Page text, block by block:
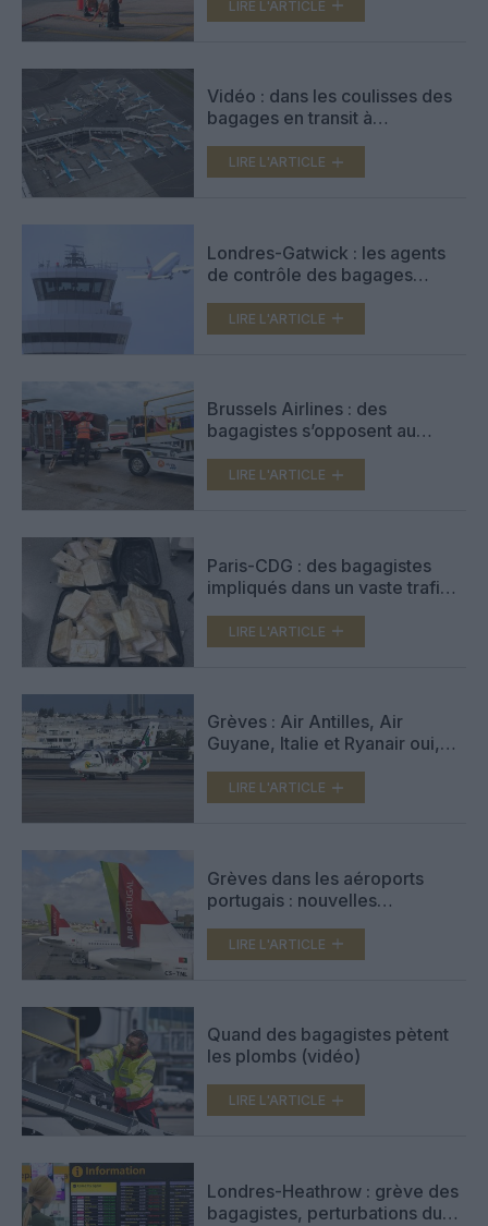
concessions de sept ans et un
socle social renforcé
LIRE L'ARTICLE
Vidéo : dans les coulisses des
bagages en transit à
LIRE L'ARTICLE
Londres-Gatwick : les agents
de contrôle des bagages
LIRE L'ARTICLE
Brussels Airlines : des
bagagistes s’opposent au
fret des vols vers Israël
LIRE L'ARTICLE
Paris-CDG : des bagagistes
impliqués dans un vaste trafic
France
LIRE L'ARTICLE
Grèves : Air Antilles, Air
Guyane, Italie et Ryanair oui,
LIRE L'ARTICLE
Grèves dans les aéroports
portugais : nouvelles
LIRE L'ARTICLE
Quand des bagagistes pètent
les plombs (vidéo)
LIRE L'ARTICLE
Londres-Heathrow : grève des
bagagistes, perturbations du